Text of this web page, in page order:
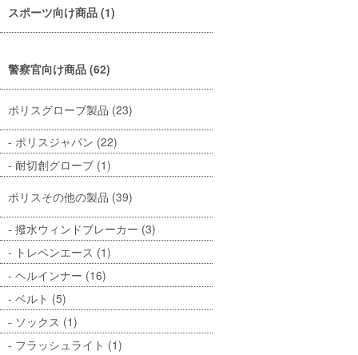
スポーツ向け商品 (1)
警察官向け商品 (62)
ポリスグローブ製品 (23)
ポリスジャパン (22)
耐切創グローブ (1)
ポリスその他の製品 (39)
撥水ウィンドブレーカー (3)
トレペンエース (1)
ヘルインナー (16)
ベルト (5)
ソックス (1)
フラッシュライト (1)